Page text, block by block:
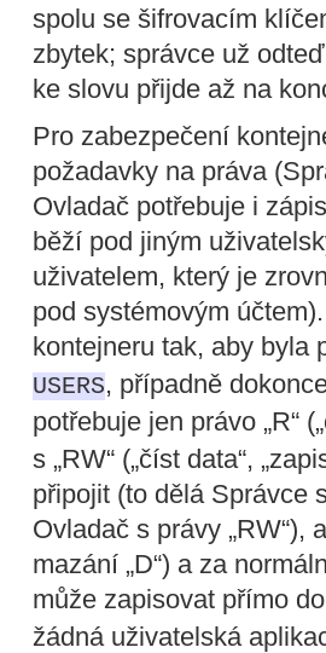
spolu se šifrovacím
zbytek; správce už
ke slovu přijde až na
Pro zabezpečení
požadavky na práva
Ovladač potřebuje i
běží pod jiným
uživatelem, který je
pod systémovým
kontejneru tak, aby byla
USERS, případně
potřebuje jen právo „R“
s „RW“ („číst data“,
připojit (to dělá Správce
Ovladač s právy „RW“),
mazání „D“) a za
může zapisovat přímo
žádná uživatelská